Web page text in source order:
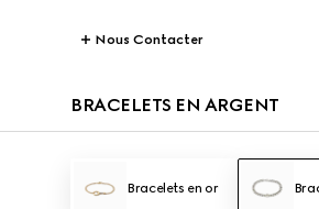
Nous Contacter
BRACELETS EN ARGENT
Bracelets en or